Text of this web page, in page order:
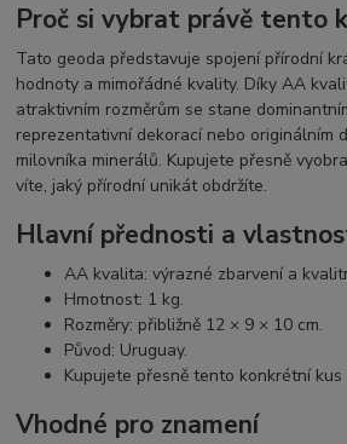
Proč si vybrat právě tento
Tato geoda představuje spojení přírodní
hodnoty a mimořádné kvality. Díky AA
atraktivním rozměrům se stane
reprezentativní dekorací nebo originálním
milovníka minerálů. Kupujete přesně
víte, jaký přírodní unikát obdržíte.
Hlavní přednosti a
AA kvalita: výrazné zbarvení a
Hmotnost: 1 kg.
Rozměry: přibližně 12 × 9 × 10 cm.
Původ: Uruguay.
Kupujete přesně tento konkrétní
Vhodné pro znamení